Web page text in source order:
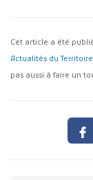
Cet article a été
Actualités du
pas aussi à faire un